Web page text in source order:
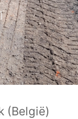
(België)